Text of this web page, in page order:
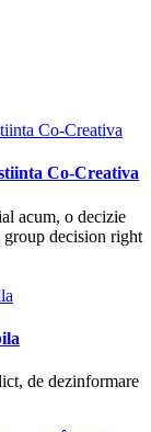
Co-Creativa
acum, o decizie
group decision right
de dezinformare